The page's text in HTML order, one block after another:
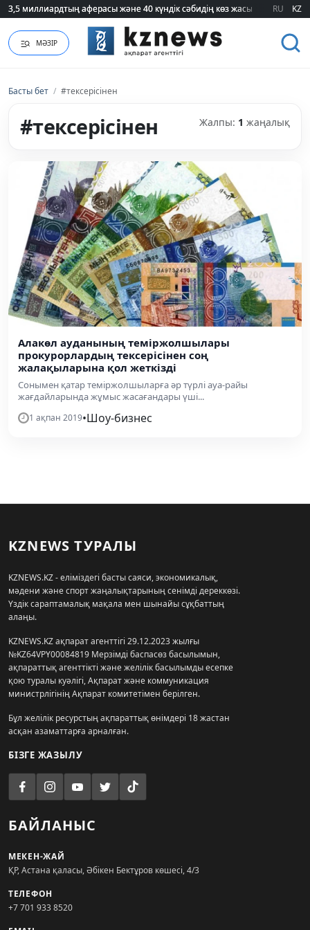
3,5 миллиардтың аферасы және 40 күндік сәбидің көз жасы:
3,5 миллиардтың аферасы және 40 күндік сәбидің көз жасы: RU KZ
МӘЗІР
Басты бет / #тексерісінен
#тексерісінен Жалпы: 1 жаңалық
Алакөл ауданының теміржолшылары
прокурорлардың тексерісінен соң
жалақыларына қол жеткізді
Сонымен қатар теміржолшыларға әр түрлі ауа-райы
жағдайларында жұмыс жасағандары үші...
1 ақпан 2019•Шоу-бизнес
KZNEWS ТУРАЛЫ
KZNEWS.KZ - еліміздегі басты саяси, экономикалық,
мәдени және спорт жаңалықтарының сенімді дереккөзі.
Үздік сараптамалық мақала мен шынайы сұқбаттың
алаңы.
KZNEWS.KZ ақпарат агенттігі 29.12.2023 жылғы
№KZ64VPY00084819 Мерзімді баспасөз басылымын,
ақпараттық агенттікті және желілік басылымды есепке
қою туралы куәлігі, Ақпарат және коммуникация
министрлігінің Ақпарат комитетімен берілген.
Бұл желілік ресурстың ақпараттық өнімдері 18 жастан
асқан азаматтарға арналған.
БІЗГЕ ЖАЗЫЛУ
БАЙЛАНЫС
МЕКЕН-ЖАЙ
ҚР, Астана қаласы, Әбікен Бектұров көшесі, 4/3
ТЕЛЕФОН
+7 701 933 8520